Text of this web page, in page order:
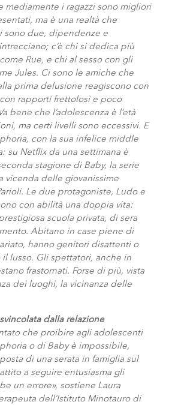
mediamente i ragazzi sono migliori
ma è una realtà che
sono due, dipendenze e
c’è chi si dedica più
Rue, e chi al sesso con gli
Jules. Ci sono le amiche che
prima delusione reagiscono con
rapporti frettolosi e poco
bene che l’adolescenza è l’età
ma certi livelli sono eccessivi. E
con la sua infelice middle
su Netflix da una settimana è
stagione di Baby, la serie
vicenda delle giovanissime
Le due protagoniste, Ludo e
con abilità una doppia vita:
scuola privata, di sera
Abitano in case piene di
hanno genitori disattenti o
il lusso. Gli spettatori, anche in
frastornati. Forse di più, vista
dei luoghi, la vicinanza delle
dalla relazione
che proibire agli adolescenti
o di Baby è impossibile,
di una serata in famiglia sul
a seguire entusiasma gli
un errore», sostiene Laura
dell’Istituto Minotauro di